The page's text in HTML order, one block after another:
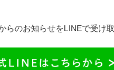
らのお知らせをLINEで受け